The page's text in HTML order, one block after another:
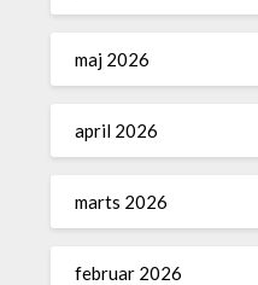
maj 2026
april 2026
marts 2026
februar 2026